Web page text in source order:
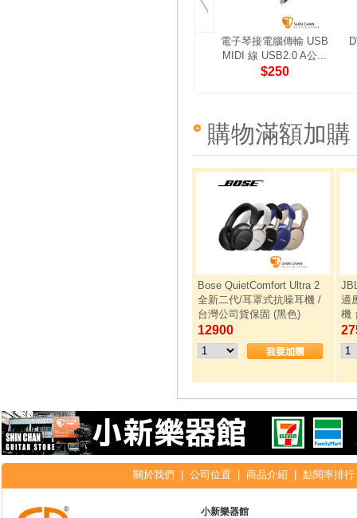
電子琴接電腦傳輸 USB
MIDI 線 USB2.0 A公...
$250
購物滿額加
Bose QuietComfort Ultra 2
全新二代/耳罩式抗噪耳機 /
台灣公司貨保固 (黑色)
12900
適
機
關於我們 公司位置 商品介紹 點閱率排行
小新樂器館